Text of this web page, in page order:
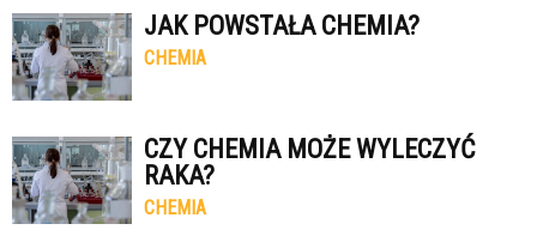
JAK POWSTAŁA CHEMIA?
CHEMIA
CZY CHEMIA MOŻE WYLECZYĆ
RAKA?
CHEMIA